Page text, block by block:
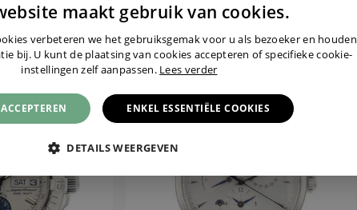
€ 4.995,-
maakt gebruik van cookies.
verbeteren we het gebruiksgemak voor u als bezoeker en houden
bij. U kunt de plaatsing van cookies accepteren of specifieke cookie-
instellingen zelf aanpassen. Lees verder
ENKEL ESSENTIËLE COOKIES
DETAILS WEERGEVEN